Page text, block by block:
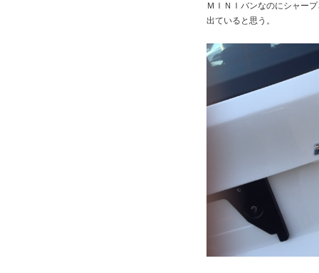
ＭＩＮＩバンなのにシャー
出ていると思う。